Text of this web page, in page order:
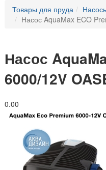
Товары для пруда
Насос AquaMax ECO
Насос
6000/12V
0.00